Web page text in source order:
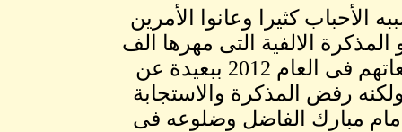
الأحباب كثيرا وعانوا الأمرين
المذكرة الالفية التى مهرها الف
من الكوادر الفاعلة فى الحزب بالداخل والخارج بتوقيعاتهم فى العام 2012 ببعيدة عن
رفض المذكرة والاستجابة
مبارك الفاضل وضلوعه فى